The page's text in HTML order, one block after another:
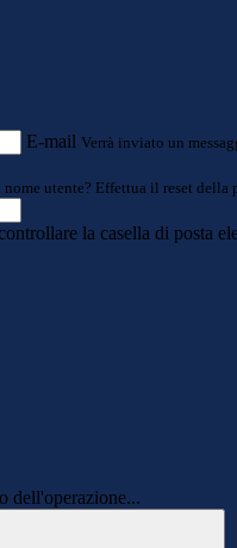
E-mail Verrà inviato un
utente? Effettua il reset della
la casella di posta
dell'operazione...